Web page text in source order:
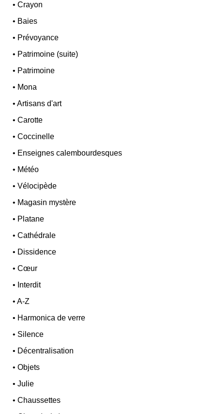
•Crayon
• Baies
• Prévoyance
• Patrimoine (suite)
• Patrimoine
• Mona
•Artisans d'art
•Carotte
•Coccinelle
• Enseignes calembourdesques
• Météo
•Vélocipède
• Magasin mystère
• Platane
•Cathédrale
• Dissidence
•Cœur
• Interdit
•A-Z
• Harmonica de verre
• Silence
• Décentralisation
•Objets
•Julie
•Chaussettes